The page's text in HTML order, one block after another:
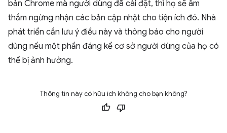
bản Chrome mà người dùng đã cài đặt, thì họ sẽ âm
thầm ngừng nhận các bản cập nhật cho tiện ích đó. Nhà
phát triển cần lưu ý điều này và thông báo cho người
dùng nếu một phần đáng kể cơ sở người dùng của họ có
thể bị ảnh hưởng.
Thông tin này có hữu ích không cho bạn không?